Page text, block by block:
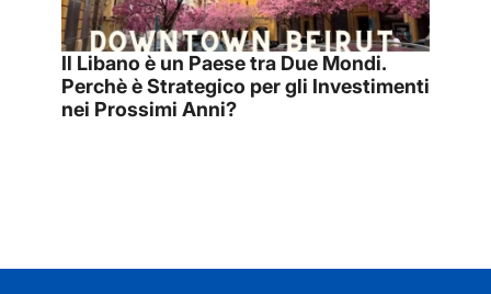
Il Libano è un Paese tra Due Mondi.
Perchè è Strategico per gli Investimenti
nei Prossimi Anni?